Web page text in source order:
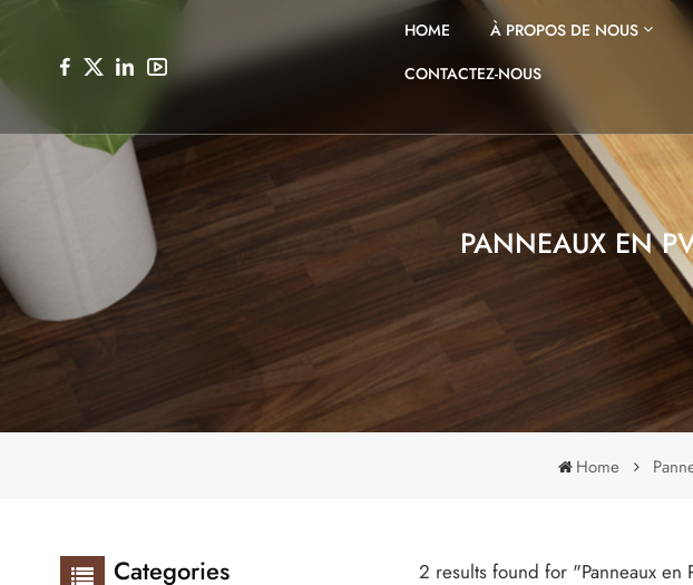
HOME À PROPOS DE NOUS
CONTACTEZ-NOUS
PANNEAUX EN
Home
Categories 2 results found for "Panneaux en